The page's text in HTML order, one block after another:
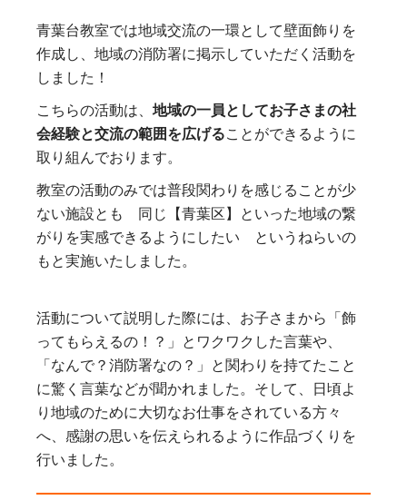
青葉台教室では地域交流の一環として壁面飾りを
作成し、地域の消防署に掲示していただく活動を
しました！
こちらの活動は、地域の一員としてお子さまの社
会経験と交流の範囲を広げることができるように
取り組んでおります。
教室の活動のみでは普段関わりを感じることが少
ない施設とも 同じ【青葉区】といった地域の繋
がりを実感できるようにしたい というねらいの
もと実施いたしました。
活動について説明した際には、お子さまから「飾
ってもらえるの！？」とワクワクした言葉や、
「なんで？消防署なの？」と関わりを持てたこと
に驚く言葉などが聞かれました。そして、日頃よ
り地域のために大切なお仕事をされている方々
へ、感謝の思いを伝えられるように作品づくりを
行いました。